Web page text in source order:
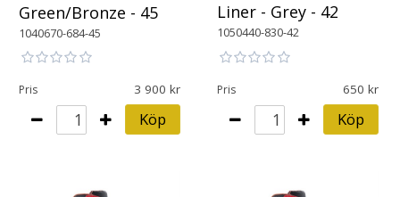
Green/Bronze - 45
1040670-684-45
Pris 3 900
Köp
Liner - Grey - 42
1050440-830-42
Pris 650
Köp